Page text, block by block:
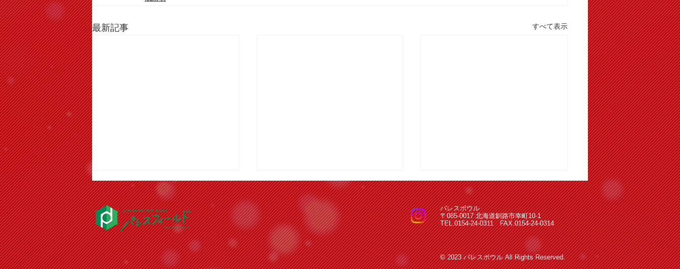
最新記事 すべて表示
パレスボウル
〒085-0017 北海道釧路市幸町10-1
TEL.0154-24-0311 FAX.0154-24-0314
© 2023 パレスボウル All Rights Reserved.